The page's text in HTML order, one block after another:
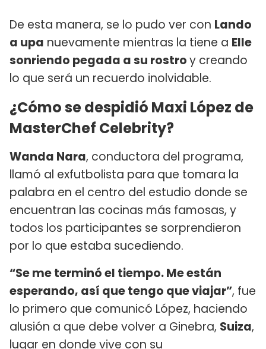
De esta manera, se lo pudo ver con Lando
a upa nuevamente mientras la tiene a Elle
sonriendo pegada a su rostroy creando
lo que será un recuerdo inolvidable.
¿Cómo se despidió Maxi López de
MasterChef Celebrity?
Wanda Nara, conductora del programa,
llamó al exfutbolista para que tomara la
palabra en el centro del estudio donde se
encuentran las cocinas más famosas, y
todos los participantes se sorprendieron
por lo que estaba sucediendo.
“Se me terminó el tiempo. Me están
esperando, así que tengo que viajar”, fue
lo primero que comunicó López, haciendo
alusión a que debe volver a Ginebra, Suiza,
lugar en donde vive con su